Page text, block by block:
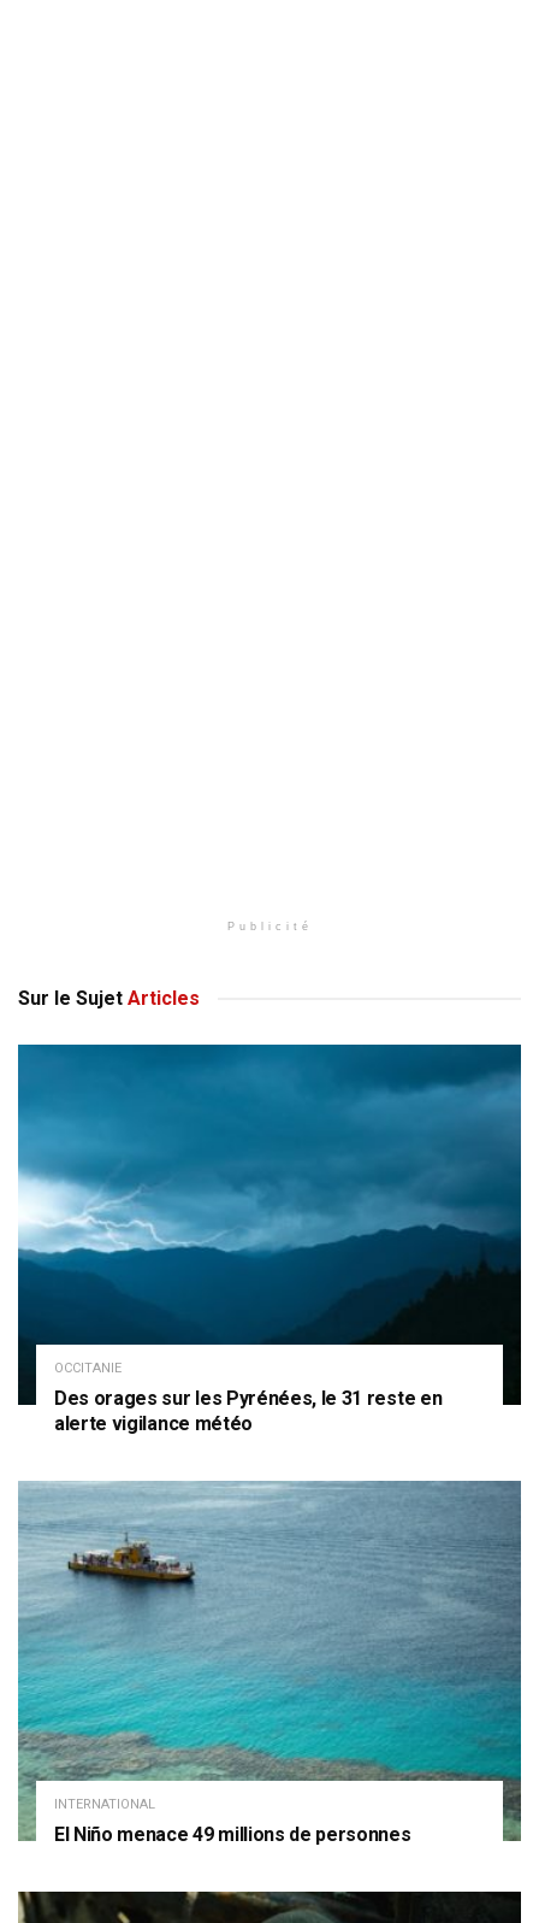
Publicité
Sur le Sujet Articles
OCCITANIE
Des orages sur les Pyrénées, le 31 reste en
alerte vigilance météo
INTERNATIONAL
El Niño menace 49 millions de personnes